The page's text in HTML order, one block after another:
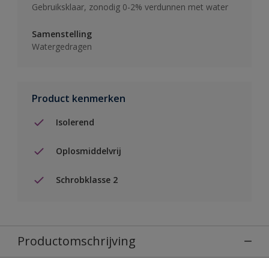
Gebruiksklaar, zonodig 0-2% verdunnen met water
Samenstelling
Watergedragen
Product kenmerken
Isolerend
Oplosmiddelvrij
Schrobklasse 2
Productomschrijving